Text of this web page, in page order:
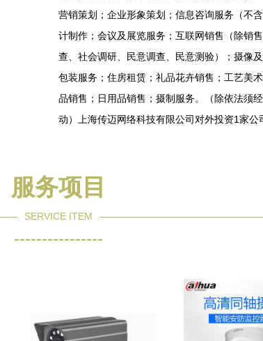
营销策划；企业形象策划；信息咨询服务（不
计制作；会议及展览服务；互联网销售（除销
查、社会调研、民意调查、民意测验）；摄像
包装服务；住房租赁；礼品花卉销售；工艺美
品销售；日用品销售；摄制服务。（除依法须
动）上海传迈网络科技有限公司对外投资1家公
服务项目
SERVICE ITEM
----------------